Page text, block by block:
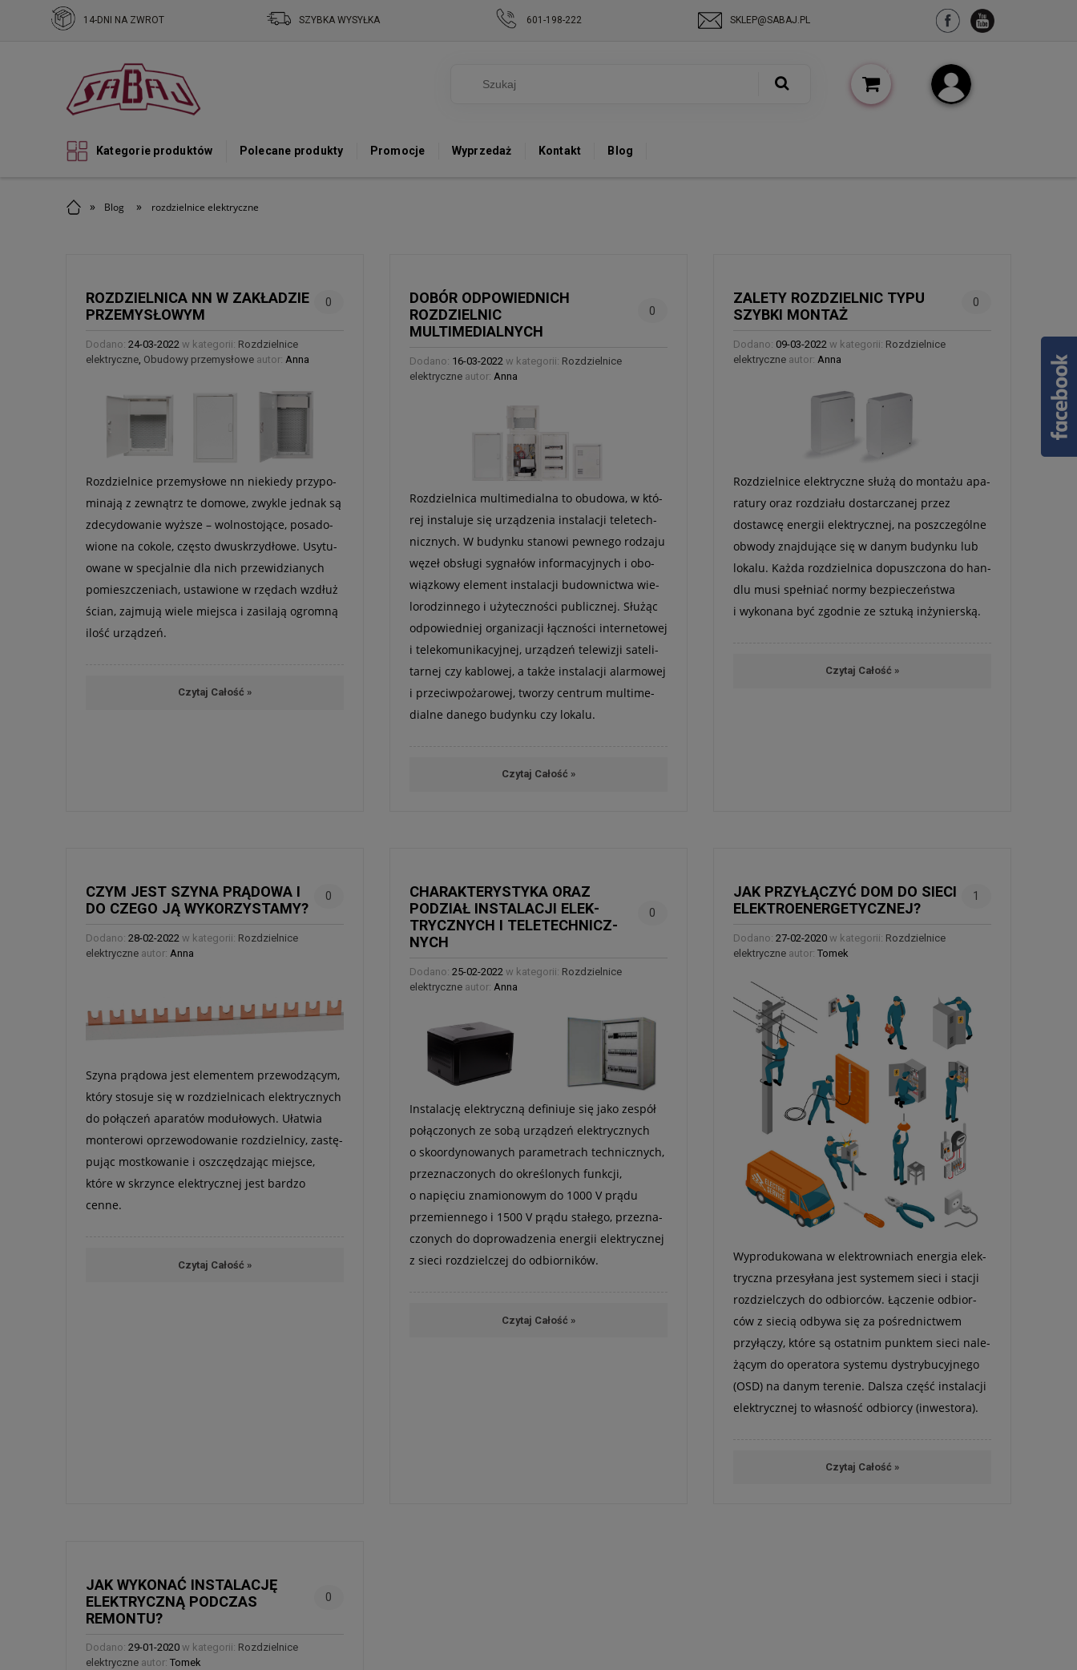
Kategorie produktów Polecane produkty Promocje Wyprzedaż Kontakt Blog
» Blog » rozdzielnice elektryczne
14-DNI NA ZWROT SZYBKA WYSYŁKA 601-198-222 SKLEP@SABAJ.PL
ROZ­DZIEL­NICA NN W ZAKŁA­DZIE
PRZE­MY­SŁO­WYM
0
Dodano: 24-03-2022 w kategorii: Rozdzielnice
elektryczne Obudowy przemysłowe autor: Anna
Roz­dziel­nice prze­my­słowe nn nie­kiedy przy­po­
mi­nają z zewnątrz te domowe, zwy­kle jed­nak są
zde­cy­do­wa­nie wyż­sze – wol­no­sto­jące, posa­do­
wione na cokole, czę­sto dwu­skrzy­dłowe. Usy­tu­
owane w spe­cjal­nie dla nich prze­wi­dzia­nych
pomiesz­cze­niach, usta­wione w rzę­dach wzdłuż
ścian, zaj­mują wiele miej­sca i zasi­lają ogromną
ilość urzą­dzeń.
Czytaj Całość »
DOBÓR ODPOWIEDNICH
ROZDZIELNIC
MULTIMEDIALNYCH
0
Dodano: 16-03-2022 w kategorii: Rozdzielnice
elektryczne autor: Anna
Roz­dziel­nica mul­ti­me­dialna to obu­dowa, w któ­
rej insta­luje się urzą­dze­nia insta­la­cji tele­tech­
nicz­nych. W budynku sta­nowi pew­nego rodzaju
węzeł obsługi sygna­łów infor­ma­cyj­nych i obo­
wiąz­kowy ele­ment insta­la­cji budow­nic­twa wie­
lo­ro­dzin­nego i uży­tecz­no­ści publicz­nej. Słu­żąc
odpo­wied­niej orga­ni­za­cji łącz­no­ści inter­ne­to­wej
i tele­ko­mu­ni­ka­cyj­nej, urzą­dzeń tele­wi­zji sate­li­
tar­nej czy kablo­wej, a także insta­la­cji alar­mo­wej
i prze­ciw­po­ża­ro­wej, two­rzy cen­trum mul­ti­me­
dialne danego budynku czy lokalu.
Czytaj Całość »
ZALETY ROZDZIELNIC TYPU
SZYBKI MONTAŻ
0
Dodano: 09-03-2022 w kategorii: Rozdzielnice
elektryczne autor: Anna
Roz­dziel­nice elek­tryczne służą do mon­tażu apa­
ra­tury oraz roz­działu dostar­cza­nej przez
dostawcę ener­gii elek­trycznej, na poszcze­gólne
obwody znaj­du­jące się w danym budynku lub
lokalu. Każda roz­dziel­nica dopusz­czona do han­
dlu musi speł­niać normy bez­pie­czeń­stwa
i wyko­nana być zgod­nie ze sztuką inży­nier­ską.
Czytaj Całość »
CZYM JEST SZYNA PRĄ­DOWA I
DO CZEGO JĄ WYKO­RZY­STAMY?
0
Dodano: 28-02-2022 w kategorii: Rozdzielnice
elektryczne autor: Anna
Szyna prą­dowa jest ele­men­tem prze­wo­dzą­cym,
który sto­suje się w roz­dziel­ni­cach elek­trycz­nych
do połą­czeń apa­ra­tów modu­ło­wych. Uła­twia
mon­te­rowi oprze­wo­do­wa­nie roz­dziel­nicy, zastę­
pu­jąc most­ko­wa­nie i oszczę­dza­jąc miej­sce,
które w skrzynce elek­trycz­nej jest bar­dzo
cenne.
Czytaj Całość »
CHA­RAK­TE­RY­STYKA ORAZ
PODZIAŁ INSTA­LA­CJI ELEK­
TRYCZ­NYCH I TELE­TECH­NICZ­
NYCH
0
Dodano: 25-02-2022 w kategorii: Rozdzielnice
elektryczne autor: Anna
Insta­la­cję elek­tryczną defi­niuje się jako zespół
połą­czo­nych ze sobą urzą­dzeń elek­trycz­nych
o sko­or­dy­no­wa­nych para­me­trach tech­nicz­nych,
prze­zna­czo­nych do okre­ślo­nych funk­cji,
o napię­ciu zna­mio­no­wym do 1000 V prądu
prze­mien­nego i 1500 V prądu sta­łego, prze­zna­
czo­nych do dopro­wa­dze­nia ener­gii elek­trycz­nej
z sieci roz­dziel­czej do odbior­ni­ków.
Czytaj Całość »
JAK PRZY­ŁĄ­CZYĆ DOM DO SIECI
ELEK­TRO­ENER­GE­TYCZ­NEJ?
1
Dodano: 27-02-2020 w kategorii: Rozdzielnice
elektryczne autor: Tomek
Wypro­du­ko­wana w elek­trow­niach ener­gia elek­
tryczna prze­sy­łana jest sys­te­mem sieci i sta­cji
roz­dziel­czych do odbior­ców. Łącze­nie odbior­
ców z sie­cią odbywa się za pośred­nic­twem
przy­łą­czy, które są ostat­nim punk­tem sieci nale­
żą­cym do ope­ra­tora sys­temu dys­try­bu­cyj­nego
(OSD) na danym tere­nie. Dal­sza część insta­la­cji
elek­trycz­nej to wła­sność odbiorcy (inwe­stora).
Czytaj Całość »
JAK WYKONAĆ INSTA­LA­CJĘ
ELEK­TRYCZNĄ POD­CZAS
REMONTU?
0
Dodano: 29-01-2020 w kategorii: Rozdzielnice
elektryczne autor: Tomek